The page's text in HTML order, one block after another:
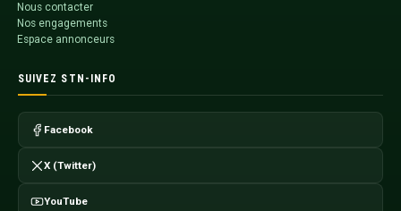
Nous contacter
Nos engagements
Espace annonceurs
SUIVEZ STN-INFO
Facebook
X (Twitter)
YouTube